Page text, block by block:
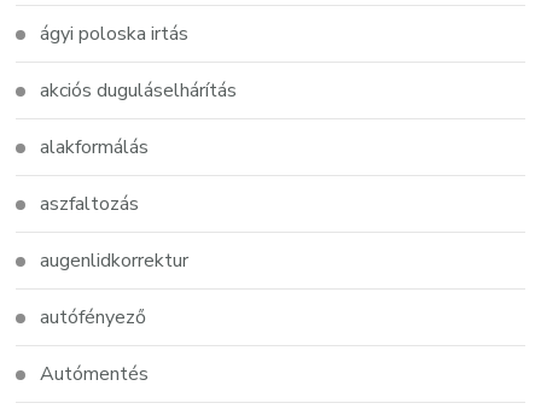
ágyi poloska irtás
akciós duguláselhárítás
alakformálás
aszfaltozás
augenlidkorrektur
autófényező
Autómentés